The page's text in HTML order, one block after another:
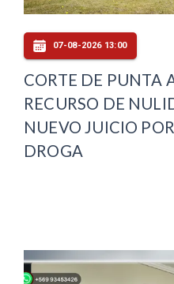
07-08-2026 13:00
CORTE DE PUNTA
RECURSO DE
NUEVO JUICIO
DROGA